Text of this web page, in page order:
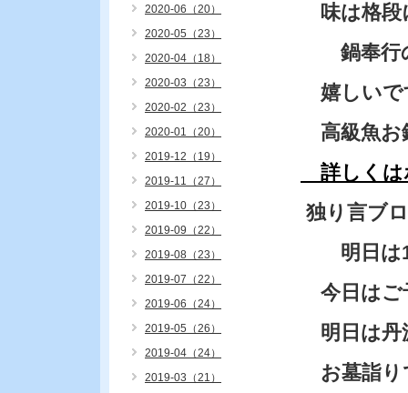
味は格段
鍋奉行の
嬉しいで
高級魚お
詳しくは
独り言ブ
明日は
今日はご
明日は丹
お墓詣り
2020-06（20）
2020-05（23）
2020-04（18）
2020-03（23）
2020-02（23）
2020-01（20）
2019-12（19）
2019-11（27）
2019-10（23）
2019-09（22）
2019-08（23）
2019-07（22）
2019-06（24）
2019-05（26）
2019-04（24）
2019-03（21）